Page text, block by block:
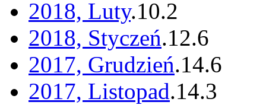
2018, Luty.10.2
2018, Styczeń.12.6
2017, Grudzień.14.6
2017, Listopad.14.3